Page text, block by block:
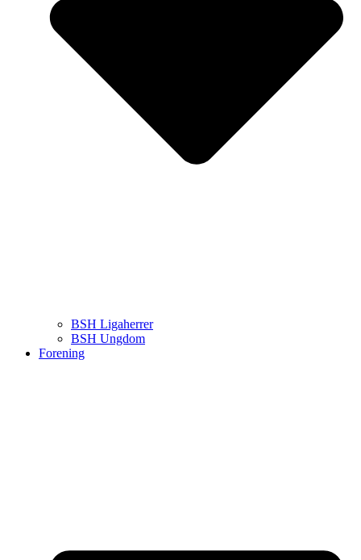
BSH Ligaherrer
BSH Ungdom
Forening